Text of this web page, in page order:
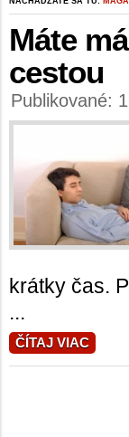
Máte
cestou
Publikované:
krátky čas.
...
ČÍTAJ VIAC